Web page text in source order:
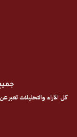
من
جميع الحقوق
تعبر عن رأي